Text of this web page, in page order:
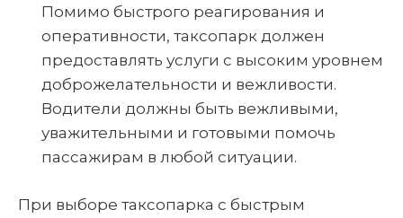
Помимо быстрого реагирования и
оперативности, таксопарк должен
предоставлять услуги с высоким уровнем
доброжелательности и вежливости.
Водители должны быть вежливыми,
уважительными и готовыми помочь
пассажирам в любой ситуации.
При выборе таксопарка с быстрым